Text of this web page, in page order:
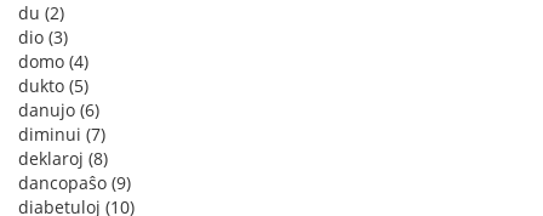
du (2)
dio (3)
domo (4)
dukto (5)
danujo (6)
diminui (7)
deklaroj (8)
dancopaŝo (9)
diabetuloj (10)